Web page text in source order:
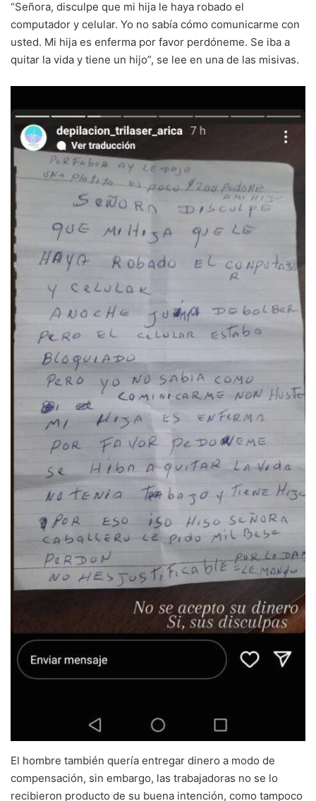
“Señora, disculpe que mi hija le haya robado el
computador y celular. Yo no sabía cómo comunicarme con
usted. Mi hija es enferma por favor perdóneme. Se iba a
quitar la vida y tiene un hijo”, se lee en una de las misivas.
El hombre también quería entregar dinero a modo de
compensación, sin embargo, las trabajadoras no se lo
recibieron producto de su buena intención, como tampoco